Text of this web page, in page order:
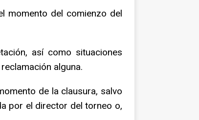
momento del comienzo del
así como situaciones
alguna.
de la clausura, salvo
por el director del torneo o,